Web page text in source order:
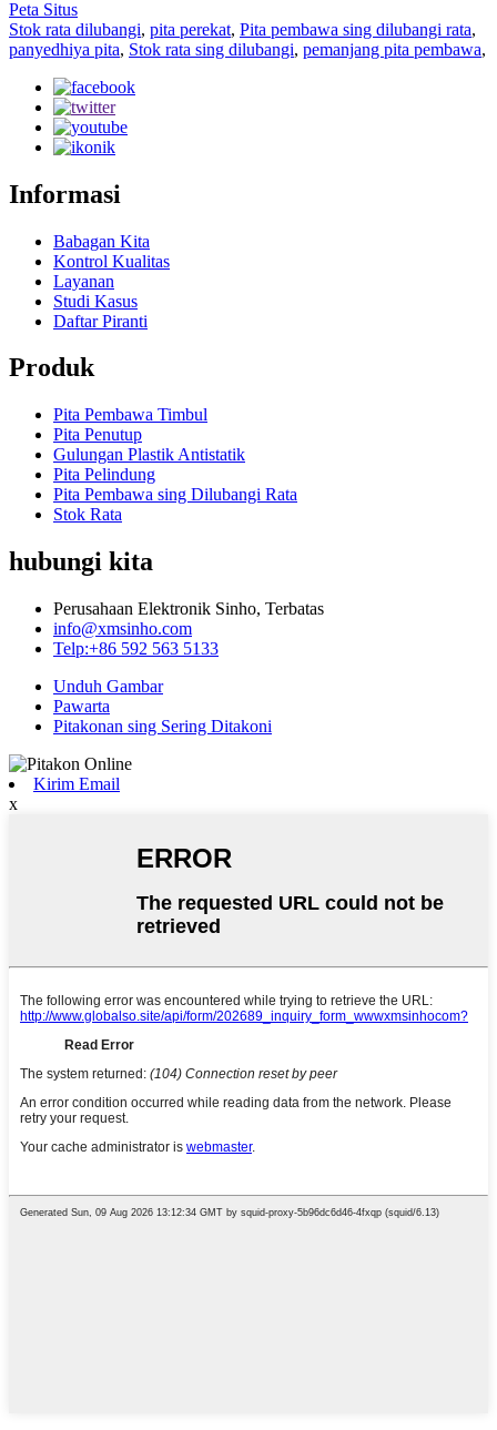
Peta Situs
Stok rata dilubangi, pita perekat, Pita pembawa sing dilubangi rata,
panyedhiya pita, Stok rata sing dilubangi, pemanjang pita pembawa,
Informasi
Babagan Kita
Kontrol Kualitas
Layanan
Studi Kasus
Daftar Piranti
Produk
Pita Pembawa Timbul
Pita Penutup
Gulungan Plastik Antistatik
Pita Pelindung
Pita Pembawa sing Dilubangi Rata
Stok Rata
hubungi kita
Perusahaan Elektronik Sinho, Terbatas
info@xmsinho.com
Telp:+86 592 563 5133
Unduh Gambar
Pawarta
Pitakonan sing Sering Ditakoni
Kirim Email
x